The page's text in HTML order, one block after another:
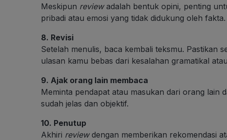
Meskipun reviewadalah bentuk opini, penting
pribadi atau emosi yang tidak didukung oleh fakta.
8. Revisi
Setelah menulis, baca kembali teksmu. Pastikan
ulasan kamu bebas dari kesalahan gramatikal
9. Ajak orang lain membaca
Meminta pendapat atau masukan dari orang lain
sudah jelas dan objektif.
10. Penutup
Akhiri reviewdengan memberikan rekomendasi